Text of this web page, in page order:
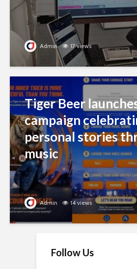
Admin 17 views
Tiger Beer
campaign
personal stories
music
Admin 14 views
Follow Us